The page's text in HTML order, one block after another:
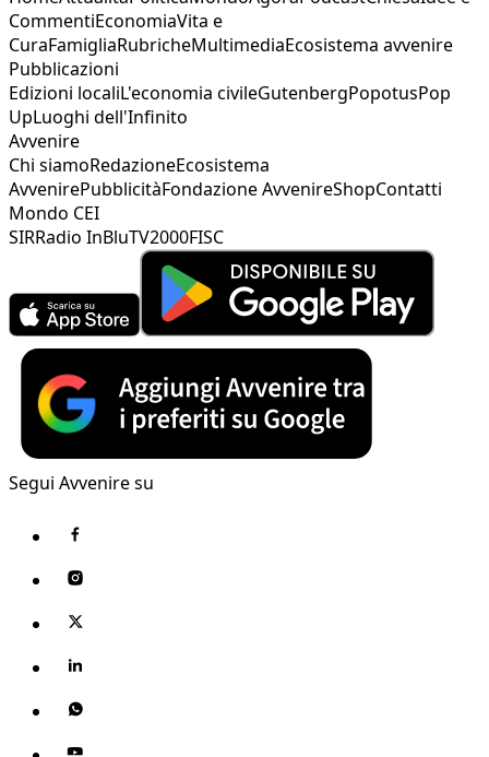
CommentiEconomiaVita e
CuraFamigliaRubricheMultimediaEcosistema avvenire
Pubblicazioni
Edizioni localiL'economia civileGutenbergPopotusPop
UpLuoghi dell'Infinito
Avvenire
Chi siamoRedazioneEcosistema
AvvenirePubblicitàFondazione AvvenireShopContatti
Mondo CEI
SIRRadio InBluTV2000FISC
Segui Avvenire su